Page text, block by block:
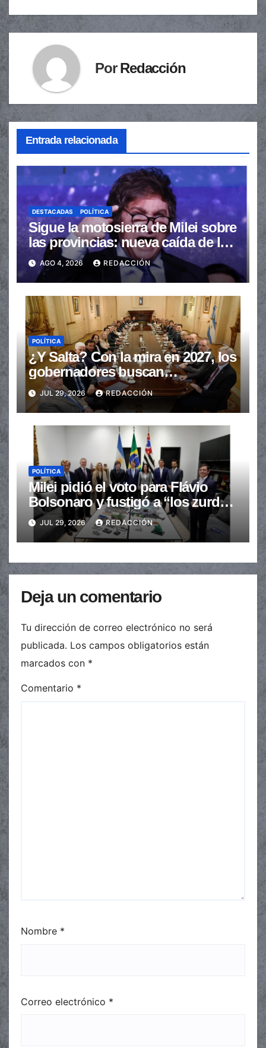
PorRedacción
Entrada relacionada
DESTACADAS POLÍTICA
Sigue la motosierra de Milei sobre
las provincias: nueva caída de las
transferencias no automáticas
AGO 4, 2026 REDACCIÓN
POLÍTICA
¿Y Salta? Con la mira en 2027, los
gobernadores buscan
provincializar la elección
JUL 29, 2026 REDACCIÓN
POLÍTICA
Milei pidió el voto para Flávio
Bolsonaro y fustigó a “los zurdos
de mierda”
JUL 29, 2026 REDACCIÓN
Deja un comentario
Tu dirección de correo electrónico no será
publicada. Los campos obligatorios están
marcados con *
Comentario *
Nombre *
Correo electrónico *